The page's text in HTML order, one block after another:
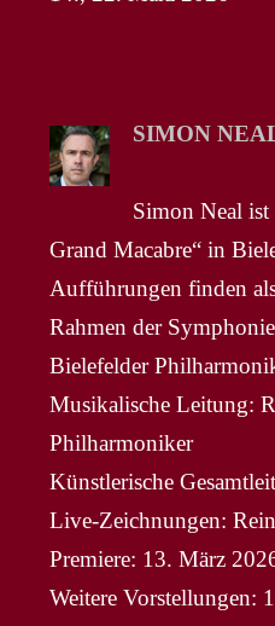
SIMON
Simon Neal
Grand Macabre“ in
Aufführungen finden
Rahmen der
Bielefelder
Musikalische Leitung:
Philharmoniker
Künstlerische
Live-Zeichnungen:
Premiere: 13. März
Weitere Vorstellungen: